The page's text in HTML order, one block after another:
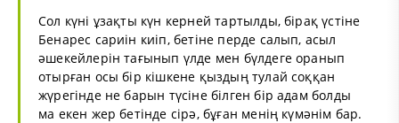
Сол күні ұзақты күн керней тартылды, бірақ үстіне
Бенарес сариін киіп, бетіне перде салып, асыл
әшекейлерін тағынып үлде мен бүлдеге оранып
отырған осы бір кішкене қыздың тулай соққан
жүрегінде не барын түсіне білген бір адам болды
ма екен жер бетінде сірә, бұған менің күмәнім бар.